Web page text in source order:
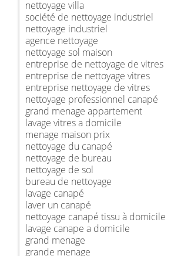
nettoyage villa
société de nettoyage industriel
nettoyage industriel
agence nettoyage
nettoyage sol maison
entreprise de nettoyage de vitres
entreprise de nettoyage vitres
entreprise nettoyage de vitres
nettoyage professionnel canapé
grand menage appartement
lavage vitres a domicile
menage maison prix
nettoyage du canapé
nettoyage de bureau
nettoyage de sol
bureau de nettoyage
lavage canapé
laver un canapé
nettoyage canapé tissu à domicile
lavage canape a domicile
grand menage
grande menage